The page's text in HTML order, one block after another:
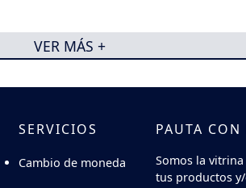
VER MÁS +
SERVICIOS
Cambio de moneda
PAUTA CON
Somos la
tus productos